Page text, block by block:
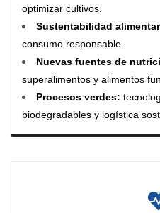
optimizar cultivos.
Sustentabilidad
consumo responsable.
Nuevas fuentes de
superalimentos y alimentos
Procesos verdes:
biodegradables y logística